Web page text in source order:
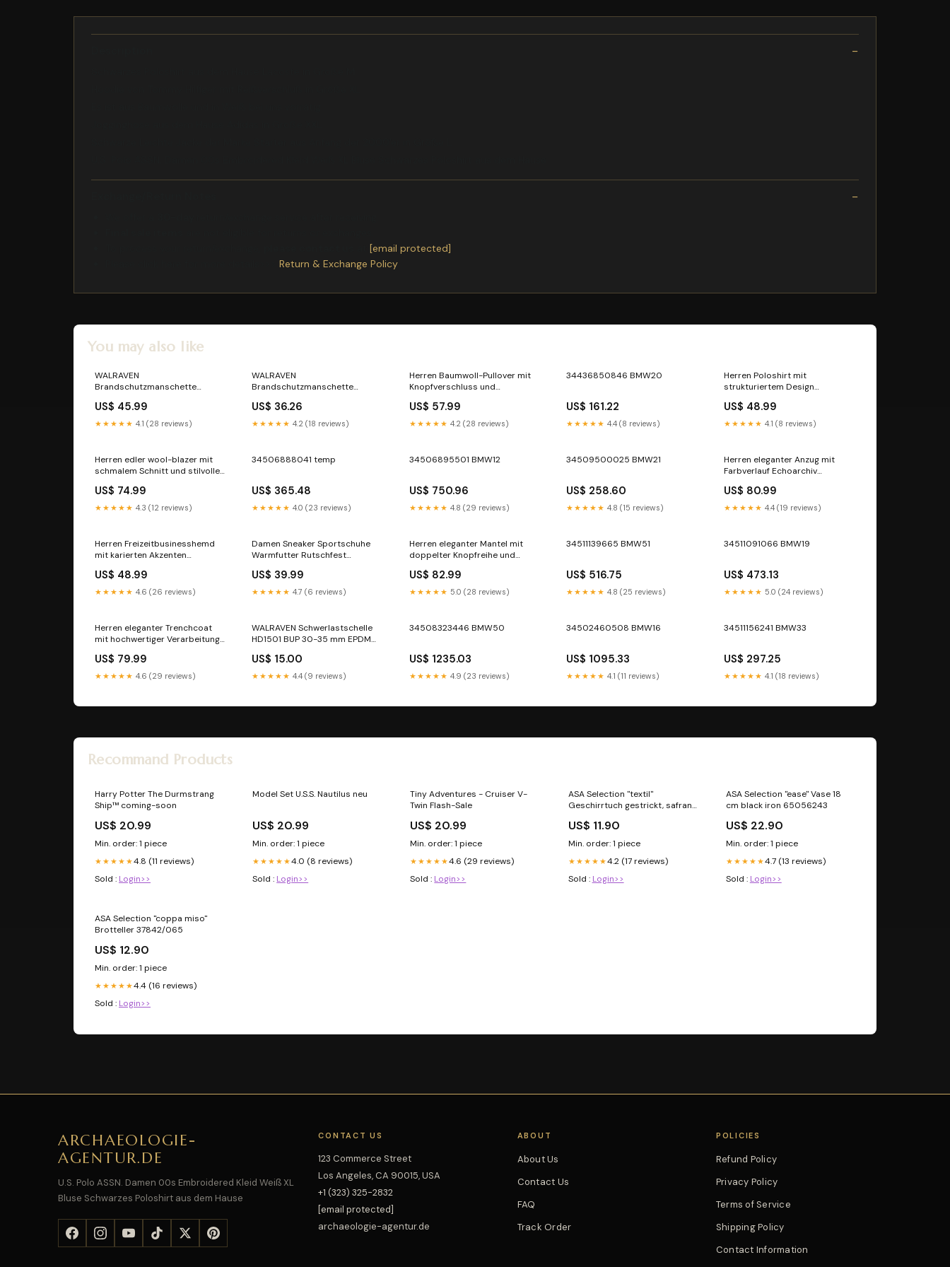
[email protected]
Return & Exchange Policy
You may also like
WALRAVEN
Brandschutzmanschette
Rohr 50 mm spedition
US$ 45.99
★★★★★ 4.1 (28 reviews)
WALRAVEN
Brandschutzmanschette
Rohr 32 mm Jalousieklappe
US$ 36.26
★★★★★ 4.2 (18 reviews)
Herren Baumwoll-Pullover mit
Knopfverschluss und
Größe:XXL
US$ 57.99
★★★★★ 4.2 (28 reviews)
34436850846 BMW20
US$ 161.22
★★★★★ 4.4 (8 reviews)
Herren Poloshirt mit
strukturiertem Design
US$ 48.99
★★★★★ 4.1 (8 reviews)
Herren edler wool-blazer mit
schmalem Schnitt und stilvollen
US$ 74.99
★★★★★ 4.3 (12 reviews)
34506888041 temp
US$ 365.48
★★★★★ 4.0 (23 reviews)
34506895501 BMW12
US$ 750.96
★★★★★ 4.8 (29 reviews)
34509500025 BMW21
US$ 258.60
★★★★★ 4.8 (15 reviews)
Herren eleganter Anzug mit
Farbverlauf Echoarchiv
US$ 80.99
★★★★★ 4.4 (19 reviews)
Herren Freizeitbusinesshemd
mit karierten Akzenten
US$ 48.99
★★★★★ 4.6 (26 reviews)
Damen Sneaker Sportschuhe
Warmfutter Rutschfest
US$ 39.99
★★★★★ 4.7 (6 reviews)
Herren eleganter Mantel mit
doppelter Knopfreihe und
Echoarchiv lässiger Pullover
Damen
US$ 82.99
★★★★★ 5.0 (28 reviews)
34511139665 BMW51
US$ 516.75
★★★★★ 4.8 (25 reviews)
34511091066 BMW19
US$ 473.13
★★★★★ 5.0 (24 reviews)
Herren eleganter Trenchcoat
mit hochwertiger Verarbeitung
Echoarchiv Polaroid
US$ 79.99
★★★★★ 4.6 (29 reviews)
WALRAVEN Schwerlastschelle
HD1501 BUP 30-35 mm EPDM
Gipsleuchten
US$ 15.00
★★★★★ 4.4 (9 reviews)
34508323446 BMW50
US$ 1235.03
★★★★★ 4.9 (23 reviews)
34502460508 BMW16
US$ 1095.33
★★★★★ 4.1 (11 reviews)
34511156241 BMW33
US$ 297.25
★★★★★ 4.1 (18 reviews)
Recommand Products
Harry Potter The Durmstrang
Ship™ coming-soon
US$ 20.99
Min. order: 1 piece
★★★★★4.8 (11 reviews)
Sold : Login>>
Model Set U.S.S. Nautilus neu
US$ 20.99
Min. order: 1 piece
★★★★★4.0 (8 reviews)
Sold : Login>>
Tiny Adventures - Cruiser V-
Twin Flash-Sale
US$ 20.99
Min. order: 1 piece
★★★★★4.6 (29 reviews)
Sold : Login>>
ASA Selection "textil"
Geschirrtuch gestrickt, safran
US$ 11.90
Min. order: 1 piece
★★★★★4.2 (17 reviews)
Sold : Login>>
ASA Selection "ease" Vase 18
cm black iron 65056243
US$ 22.90
Min. order: 1 piece
★★★★★4.7 (13 reviews)
Sold : Login>>
ASA Selection "coppa miso"
Brotteller 37842/065
US$ 12.90
Min. order: 1 piece
★★★★★4.4 (16 reviews)
Sold : Login>>
ARCHAEOLOGIE-
AGENTUR.DE
U.S. Polo ASSN. Damen 00s Embroidered Kleid Weiß XL
Bluse Schwarzes Poloshirt aus dem Hause
CONTACT US
123 Commerce Street
Los Angeles, CA 90015, USA
+1 (323) 325-2832
[email protected]
archaeologie-agentur.de
ABOUT
About Us
Contact Us
FAQ
Track Order
POLICIES
Refund Policy
Privacy Policy
Terms of Service
Shipping Policy
Contact Information